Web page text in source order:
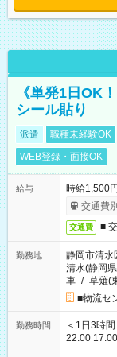
《単発1日OK
シール貼り
派遣 職種未経験OK
WEB登録・面接OK
給与
時給1,500
交通費
交通費 ■
勤務地
静岡市清水
清水(静岡
車 / 草薙(
■物流セ
勤務時間
＜1日3時間～OK！＞ ▼ 例え
22:00 17:00～22:00 など こ
ださい！